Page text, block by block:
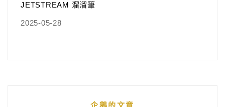
JETSTREAM 溜溜筆
2025-05-28